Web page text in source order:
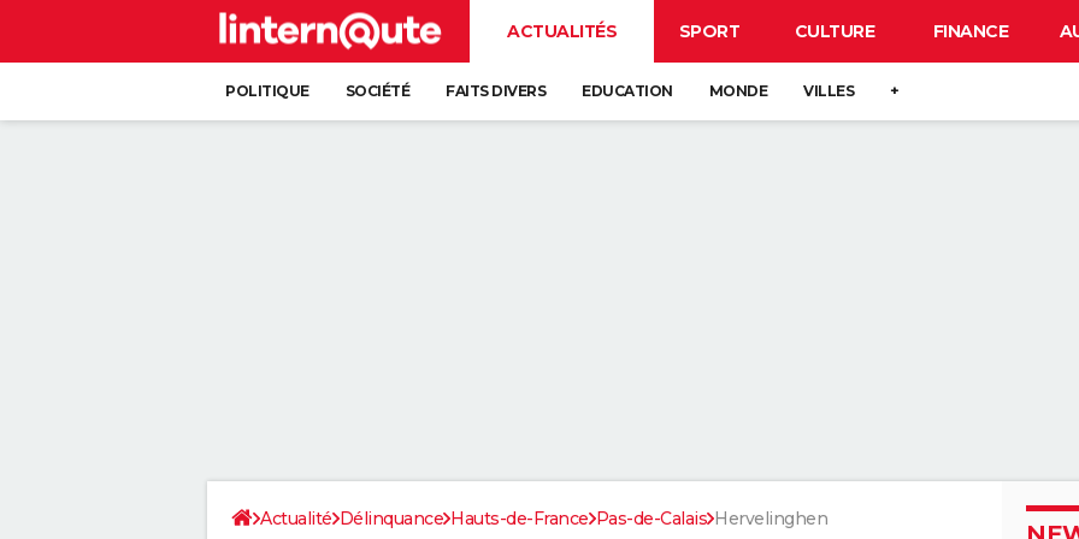
ACTUALITÉS SPORT CULTURE FINANCE
POLITIQUE SOCIÉTÉ FAITS DIVERS EDUCATION MONDE VILLES +
Actualité Délinquance Hauts-de-France Pas-de-Calais Hervelinghen